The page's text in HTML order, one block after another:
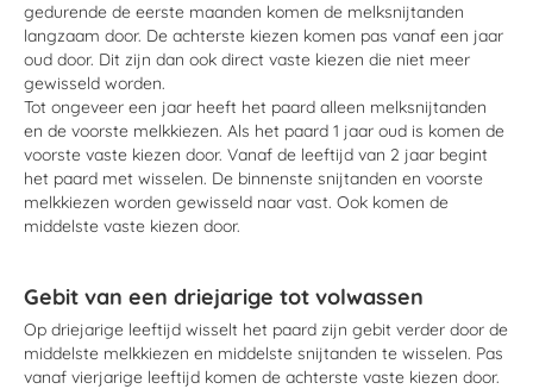
gedurende de eerste maanden komen de melksnijtanden
langzaam door. De achterste kiezen komen pas vanaf een jaar
oud door. Dit zijn dan ook direct vaste kiezen die niet meer
gewisseld worden.
Tot ongeveer een jaar heeft het paard alleen melksnijtanden
en de voorste melkkiezen. Als het paard 1 jaar oud is komen de
voorste vaste kiezen door. Vanaf de leeftijd van 2 jaar begint
het paard met wisselen. De binnenste snijtanden en voorste
melkkiezen worden gewisseld naar vast. Ook komen de
middelste vaste kiezen door.
Gebit van een driejarige tot volwassen
Op driejarige leeftijd wisselt het paard zijn gebit verder door de
middelste melkkiezen en middelste snijtanden te wisselen. Pas
vanaf vierjarige leeftijd komen de achterste vaste kiezen door.